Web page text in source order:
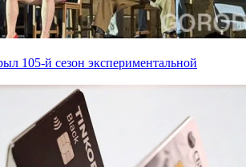
105-й сезон экспериментальной